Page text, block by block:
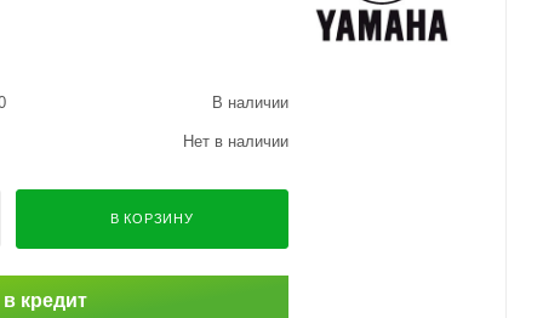
Нет в наличии
В наличии
В КОРЗИНУ
кредит